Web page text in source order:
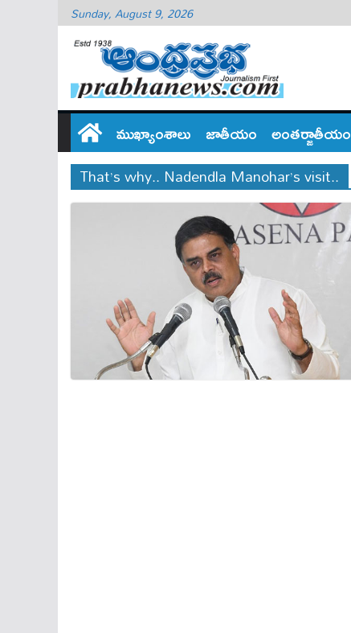
Sunday, August 9, 2026
ముఖ్యాంశాలు జాతీయం అంతర్జాతీయం
That’s why.. Nadendla Manohar’s visit..